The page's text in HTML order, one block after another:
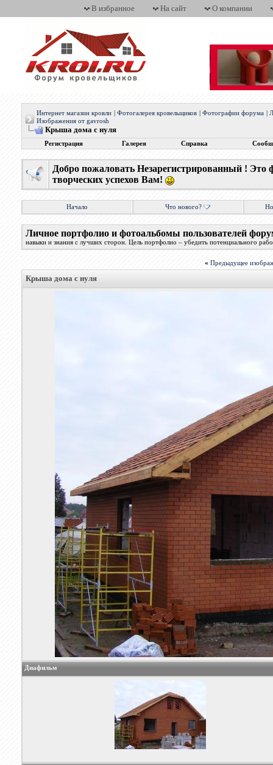
В избранное На сайт О компании
Интернет магазин кровли Фотогалерея кровельщиков Фотографии форума
Изображения от gavrosh
Крыша дома с нуля
Регистрация Галерея Справка
Добро пожаловать Незарегистрированный !
творческих успехов Вам!
Начало Что нового?
Личное портфолио и фотоальбомы пользователей
навыки и знания с лучших сторон. Цель портфолио – убедить потенциального
« Предыдущее
Крыша дома с нуля
Диафильм